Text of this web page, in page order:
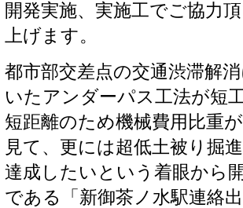
開発実施、実施工でご協力
上げます。
都市部交差点の交通渋滞解
いたアンダーパス工法が短
短距離のため機械費用比重
見て、更には超低土被り掘
達成したいという着眼から
である「新御茶ノ水駅連絡